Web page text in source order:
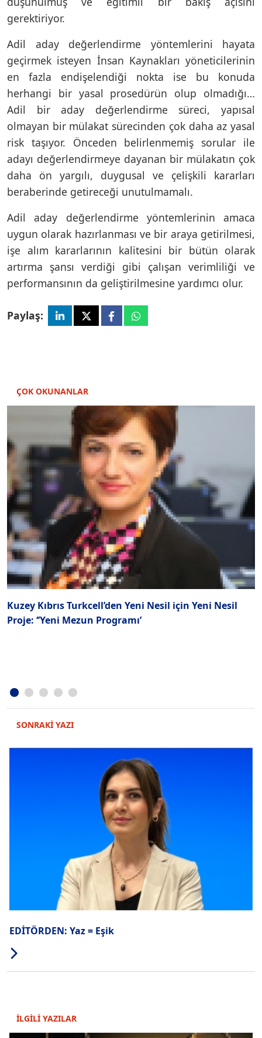
gerektiriyor.
Adil aday değerlendirme yöntemlerini hayata
geçirmek isteyen İnsan Kaynakları yöneticilerinin
en fazla endişelendiği nokta ise bu konuda
herhangi bir yasal prosedürün olup olmadığı…
Adil bir aday değerlendirme süreci, yapısal
olmayan bir mülakat sürecinden çok daha az yasal
risk taşıyor. Önceden belirlenmemiş sorular ile
adayı değerlendirmeye dayanan bir mülakatın çok
daha ön yargılı, duygusal ve çelişkili kararları
beraberinde getireceği unutulmamalı.
Adil aday değerlendirme yöntemlerinin amaca
uygun olarak hazırlanması ve bir araya getirilmesi,
işe alım kararlarının kalitesini bir bütün olarak
artırma şansı verdiği gibi çalışan verimliliği ve
performansının da geliştirilmesine yardımcı olur.
Paylaş:
ÇOK OKUNANLAR
Kuzey Kıbrıs Turkcell’den Yeni Nesil için Yeni Nesil
Proje: ‘’Yeni Mezun Programı’
SONRAKİ YAZI
EDİTÖRDEN: Yaz = Eşik
İLGİLİ YAZILAR